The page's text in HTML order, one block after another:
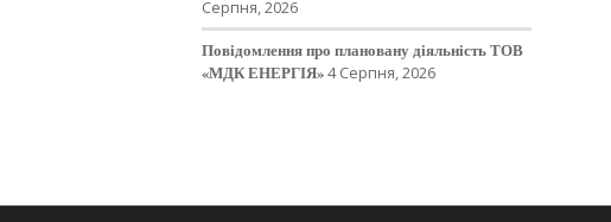
Серпня, 2026
Повідомлення про плановану діяльність ТОВ
«МДК ЕНЕРГІЯ»4 Серпня, 2026